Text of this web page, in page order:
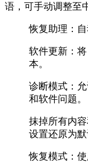
语，可手动调整至
恢复助理：
软件更新：将
本。
诊断模式：
和软件问题。
抹掉所有内
设置还原为默
恢复模式：使